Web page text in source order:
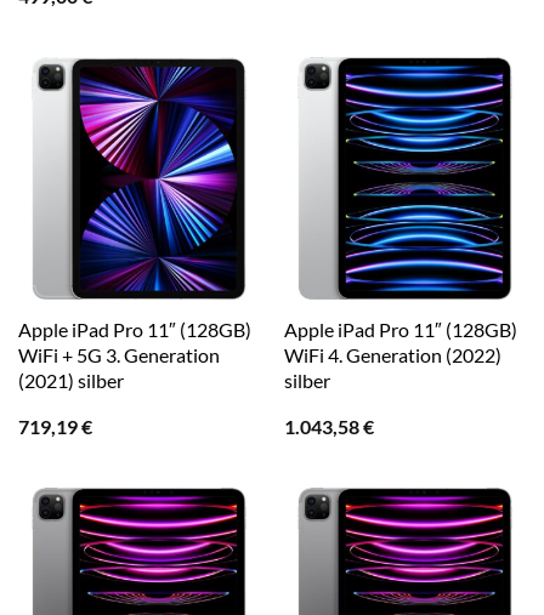
Apple iPad Pro 11″ (128GB)
WiFi + 5G 3. Generation
(2021) silber
719,19€
Apple iPad Pro 11″ (128GB)
WiFi 4. Generation (2022)
silber
1.043,58€